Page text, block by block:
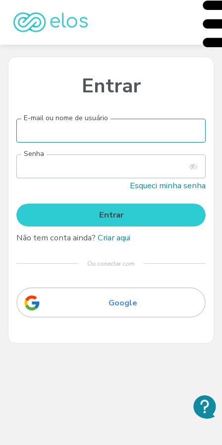
Entrar
E-mail ou nome de usuário
Senha
Esqueci minha senha
Não tem conta ainda? Criar aqui
Ou conectar com
Google